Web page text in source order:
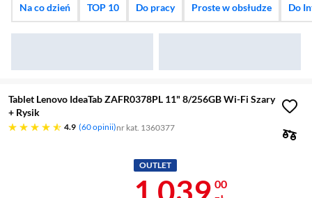
Na co dzień TOP 10 Do pracy Proste w obsłudze Do
Tablet Lenovo IdeaTab ZAFR0378PL 11" 8/256GB Wi-Fi Szary
+ Rysik
4.9
4.9 gwiazdek 60 opinii nr kat. 1360377
OUTLET
Cena 1 039
1 039 00